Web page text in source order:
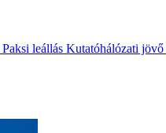
Paksi leállás Kutatóhálózati jövő